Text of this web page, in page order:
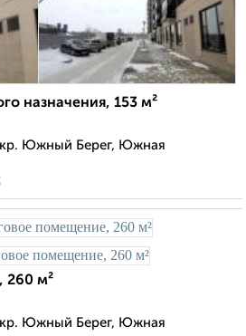
назначения, 153 м²
Южный Берег, Южная
260 м²
Южный Берег, Южная